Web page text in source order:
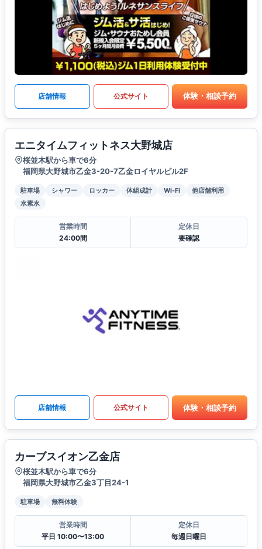
店舗情報 公式サイト 体験・相談予約
エニタイムフィットネス大野城店
桜並木駅から車で6分
福岡県大野城市乙金3-20-7乙金ロイヤルビル2F
駐車場 シャワー ロッカー 体組成計 Wi-Fi
他店舗利用
水素水
営業時間
24:00間
定休日
要確認
店舗情報 公式サイト 体験・相談予約
カーブスイオン乙金店
桜並木駅から車で6分
福岡県大野城市乙金3丁目24-1
駐車場 無料体験
営業時間
平日 10:00〜13:00
定休日
毎週日曜日